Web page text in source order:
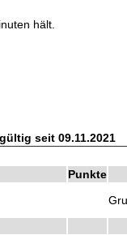
hält.
seit 09.11.2021
Punkte